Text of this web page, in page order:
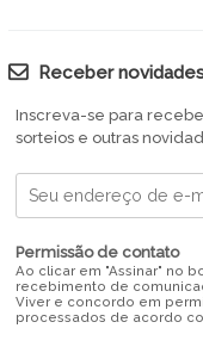
Receber
Inscreva-se para
sorteios e outras
Permissão de contato
Ao clicar em "Assinar" no
recebimento de
Viver e concordo em
processados de acordo